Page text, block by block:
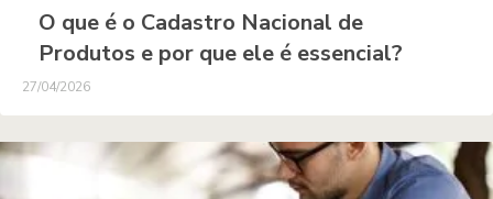
O que é o Cadastro Nacional de
Produtos e por que ele é essencial?
27/04/2026